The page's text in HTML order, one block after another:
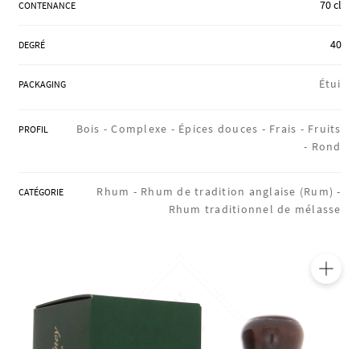
RÉGIONS
CONTENANCE 70 cl
DEGRÉ 40
PACKAGING Étui
PROFIL Bois -Complexe - Épices douces - Frais - Fruits
- Rond
CATÉGORIE Rhum - Rhum de tradition anglaise (Rum) -
Rhum traditionnel de mélasse